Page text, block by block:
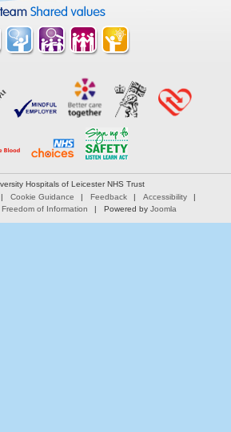
Hospitals of Leicester NHS Trust
Cookie Guidance Feedback
Accessibility
Freedom of Information Powered by Joomla